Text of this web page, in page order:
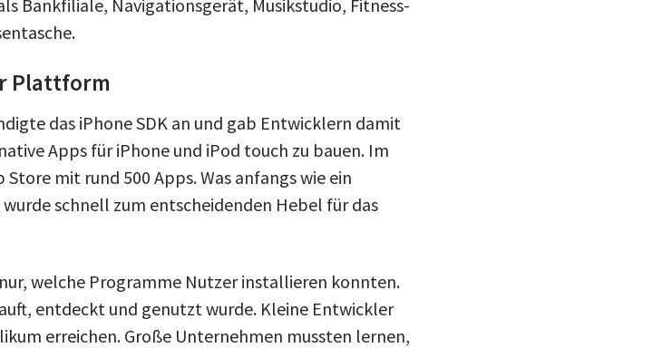
Bankfiliale, Navigationsgerät, Musikstudio, Fitness-
Plattform
das iPhone SDK an und gab Entwicklern damit
Apps für iPhone und iPod touch zu bauen. Im
mit rund 500 Apps. Was anfangs wie ein
schnell zum entscheidenden Hebel für das
welche Programme Nutzer installieren konnten.
entdeckt und genutzt wurde. Kleine Entwickler
erreichen. Große Unternehmen mussten lernen,